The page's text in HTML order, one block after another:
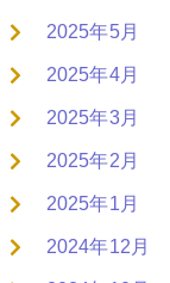
2025年5月
2025年4月
2025年3月
2025年2月
2025年1月
2024年12月